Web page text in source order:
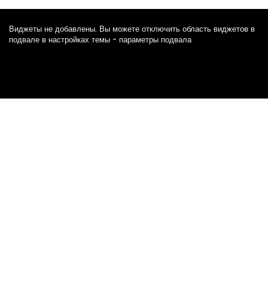
Виджеты не добавлены. Вы можете отключить область виджетов в
подвале в настройках темы - параметры подвала